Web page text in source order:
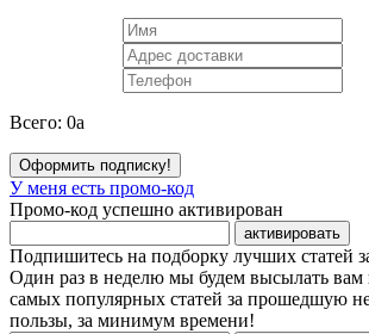
Всего: 0a
Оформить подписку!
У меня есть промо-код
Промо-код успешно активирован
активировать
Подпишитесь на подборку лучших статей
Один раз в неделю мы будем высылать вам
самых популярных статей за прошедшую
пользы, за минимум времени!